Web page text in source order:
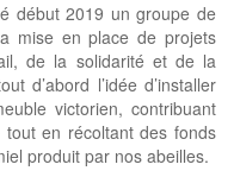
début 2019 un groupe de
mise en place de projets
de la solidarité et de la
d’abord l’idée d’installer
victorien, contribuant
en récoltant des fonds
produit par nos abeilles.